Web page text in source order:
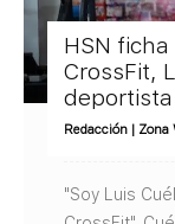
HSN
CrossFit,
Redacción | Zona
"Soy Luis